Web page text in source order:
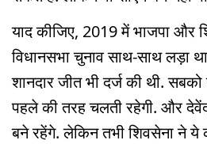
याद कीजिए, 2019 में भाजपा और
विधानसभा चुनाव साथ-साथ लड़ा
शानदार जीत भी दर्ज की थी.
पहले की तरह चलती रहेगी. और
बने रहेंगे. लेकिन तभी शिवसेना ने ये